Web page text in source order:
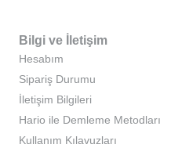
Bilgi ve İletişim
Hesabım
Sipariş Durumu
İletişim Bilgileri
Hario ile Demleme Metodları
Kullanım Kılavuzları